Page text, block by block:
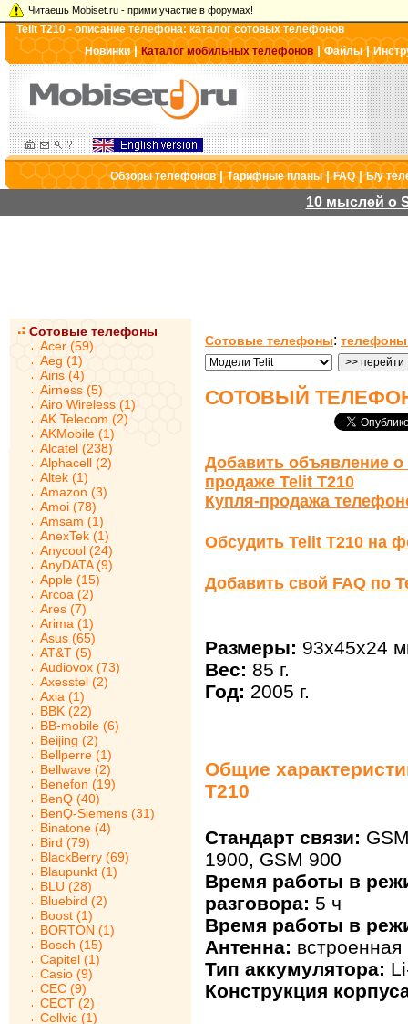
Читаешь Mobiset.ru - прими участие в форумах!
Telit T210 - описание телефона: каталог сотовых телефонов
Новинки|Каталог мобильных телефонов |Файлы|
Обзоры телефонов|Тарифные планы|FAQ|Б/у
10 мыслей о
Сотовые телефоны
Acer (59)
Aeg (1)
Airis (4)
Airness (5)
Airo Wireless (1)
AK Telecom (2)
AKMobile (1)
Alcatel (238)
Alphacell (2)
Altek (1)
Amazon (3)
Amoi (78)
Amsam (1)
AnexTek (1)
Anycool (24)
AnyDATA (9)
Apple (15)
Arcoa (2)
Ares (7)
Arima (1)
Asus (65)
AT&T (5)
Audiovox (73)
Axesstel (2)
Axia (1)
BBK (22)
BB-mobile (6)
Beijing (2)
Bellperre (1)
Bellwave (2)
Benefon (19)
BenQ (40)
BenQ-Siemens (31)
Binatone (4)
Bird (79)
BlackBerry (69)
Blaupunkt (1)
BLU (28)
Bluebird (2)
Boost (1)
BORTON (1)
Bosch (15)
Capitel (1)
Casio (9)
CEC (9)
CECT (2)
Cellvic (1)
Сотовые телефоны:
СОТОВЫЙ ТЕЛЕФОН
Добавить объявление о
продаже Telit T210
Купля-продажа
Обсудить Telit T210 на
Добавить свой FAQ по
Размеры: 93x45x24
Вес: 85 г.
Год: 2005 г.
Общие
T210
Стандарт связи:
1900, GSM 900
Время работы в
разговора: 5 ч
Время работы в
Антенна: встроенная
Тип аккумулятора:
Конструкция